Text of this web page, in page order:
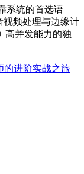
系统的首选语
视频处理与边缘计
高并发能力的独